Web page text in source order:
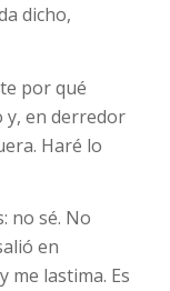
dicho,
por qué
y, en derredor
Haré lo
no sé. No
en
me lastima. Es